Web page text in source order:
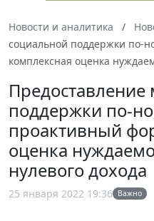
Новости и аналитика
социальной поддержки по-
комплексная оценка
поддержки по-
проактивный
оценка
нулевого дохода
25 января 2022 19:36 Важно